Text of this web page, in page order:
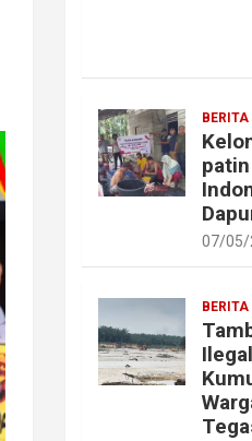
07/05/